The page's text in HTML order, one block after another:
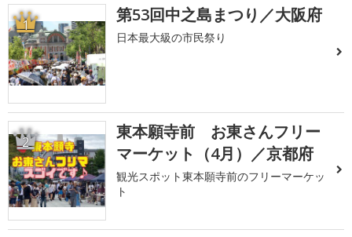
1 第53回中之島まつり／大阪府
日本最大級の市民祭り
2
東本願寺前 お東さんフリー
マーケット（4月）／京都府
観光スポット東本願寺前のフリーマーケッ
ト